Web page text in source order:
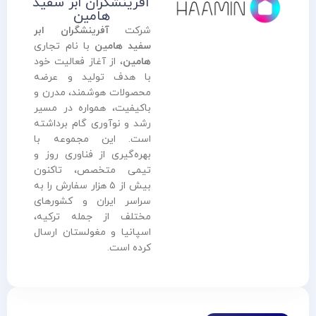
هامین
شرکتآفرینشگران ابر
سفید هامین با نام تجاری
هامین، از آغاز فعالیت خود
با هدف تولید و عرضه
محصولات هوشمند، مدرن و
باکیفیت، همواره در مسیر
رشد و نوآوری گام برداشته
است. این مجموعه با
بهره‌گیری از فناوری روز و
تیمی متخصص، تاکنون
بیش از ۵ هزار سفارش را به
سراسر ایران و کشورهای
مختلف از جمله ترکیه،
اسپانیا و مغولستان ارسال
کرده است.